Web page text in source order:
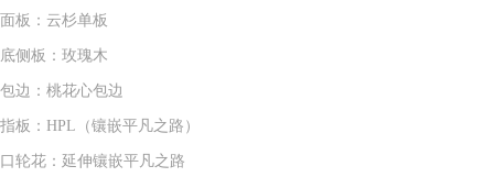
面板：云杉单板
底侧板：玫瑰木
包边：桃花心包边
指板：HPL（镶嵌平凡之路）
口轮花：延伸镶嵌平凡之路